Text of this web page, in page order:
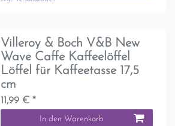
Villeroy & Boch V&B New
Wave Caffe Kaffeelöffel
Löffel für Kaffeetasse 17,5
cm
11,99 € *
In den Warenkorb